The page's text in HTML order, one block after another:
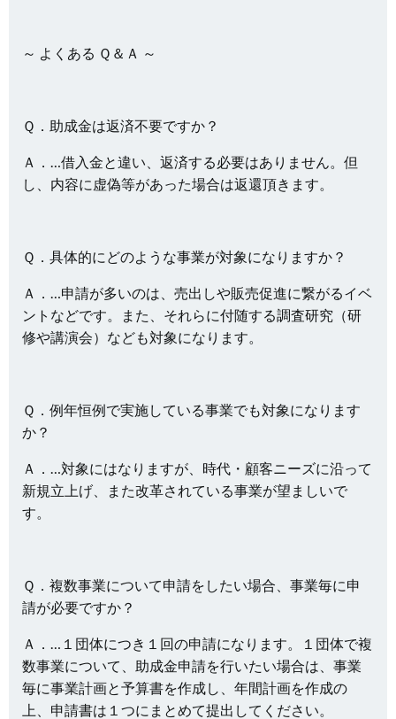
～ よくある Ｑ＆Ａ ～
Ｑ．助成金は返済不要ですか？
Ａ．…借入金と違い、返済する必要はありません。但
し、内容に虚偽等があった場合は返還頂きます。
Ｑ．具体的にどのような事業が対象になりますか？
Ａ．…申請が多いのは、売出しや販売促進に繋がるイベ
ントなどです。また、それらに付随する調査研究（研
修や講演会）なども対象になります。
Ｑ．例年恒例で実施している事業でも対象になります
か？
Ａ．…対象にはなりますが、時代・顧客ニーズに沿って
新規立上げ、また改革されている事業が望ましいで
す。
Ｑ．複数事業について申請をしたい場合、事業毎に申
請が必要ですか？
Ａ．…１団体につき１回の申請になります。１団体で複
数事業について、助成金申請を行いたい場合は、事業
毎に事業計画と予算書を作成し、年間計画を作成の
上、申請書は１つにまとめて提出してください。